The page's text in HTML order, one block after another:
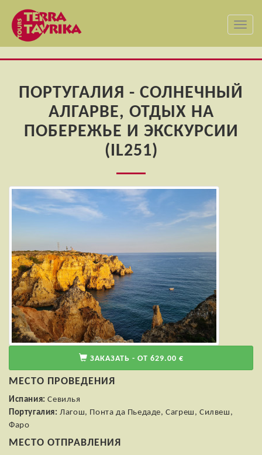
ПОРТУГАЛИЯ - СОЛНЕЧНЫЙ
АЛГАРВЕ, ОТДЫХ НА
ПОБЕРЕЖЬЕ И ЭКСКУРСИИ
(IL251)
ЗАКАЗАТЬ - ОТ 629.00 €
МЕСТО ПРОВЕДЕНИЯ
Испания: Севилья
Португалия: Лагош, Понта да Пьедаде, Сагреш, Силвеш,
Фаро
МЕСТО ОТПРАВЛЕНИЯ